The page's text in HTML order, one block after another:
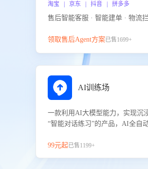
淘宝 | 京东 | 抖音 | 拼多多
领取售后Agent方案已售1699+
AI训练场
一款利用AI大模型能力，实现沉
“智能对话练习”的产品，AI全自
提升客服团队的销服能力。
99元起已售1199+